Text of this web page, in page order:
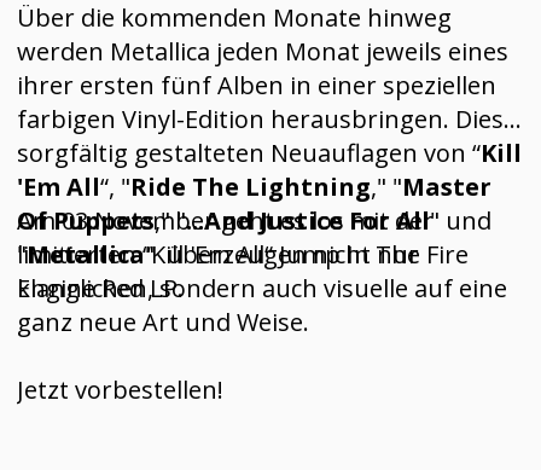
Über die kommenden Monate hinweg
werden Metallica jeden Monat jeweils eines
ihrer ersten fünf Alben in einer speziellen
farbigen Vinyl-Edition herausbringen. Diese
sorgfältig gestalteten Neuauflagen von “Kill
'Em All“, "Ride The Lightning," "Master
Of Puppets," "...And Justice For All" und
"Metallica" überzeugen nicht nur
klanglichen, sondern auch visuelle auf eine
ganz neue Art und Weise.
Am 03.November geht es los mit der
limitierten “Kill 'Em All“ Jump In The Fire
Engine Red LP.
Jetzt vorbestellen!